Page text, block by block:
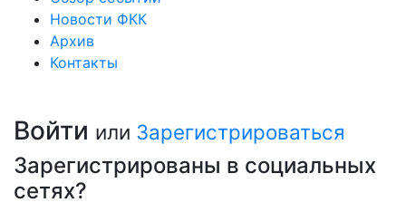
Новости ФКК
Архив
Контакты
Войти или Зарегистрироваться
Зарегистрированы в социальных
сетях?